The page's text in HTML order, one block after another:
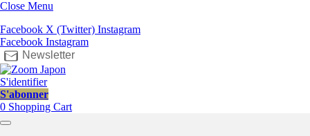
Close Menu
Facebook X (Twitter) Instagram
Facebook Instagram
Newsletter
S'identifier
S'abonner
0 Shopping Cart